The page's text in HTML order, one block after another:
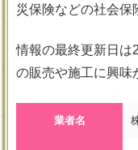
災保険などの社会保
情報の最終更新日は
の販売や施工に興味
業者名